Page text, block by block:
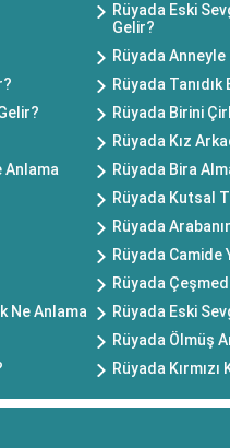
Rüyada Eski
Gelir?
Rüyada Anneyle
Rüyada
Rüyada Birini
Rüyada Kız
Anlama
Rüyada Bira
Rüyada Kutsal
Rüyada
Rüyada Camide
Rüyada
Ne Anlama
Rüyada Eski
Rüyada Ölmüş
Rüyada